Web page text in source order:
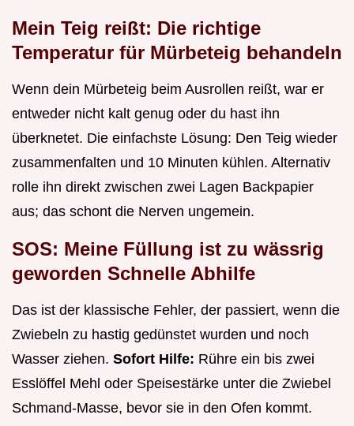
Mein Teig reißt: Die richtige
Temperatur für Mürbeteig behandeln
Wenn dein Mürbeteig beim Ausrollen reißt, war er
entweder nicht kalt genug oder du hast ihn
überknetet. Die einfachste Lösung: Den Teig wieder
zusammenfalten und 10 Minuten kühlen. Alternativ
rolle ihn direkt zwischen zwei Lagen Backpapier
aus; das schont die Nerven ungemein.
SOS: Meine Füllung ist zu wässrig
geworden Schnelle Abhilfe
Das ist der klassische Fehler, der passiert, wenn die
Zwiebeln zu hastig gedünstet wurden und noch
Wasser ziehen. Sofort Hilfe: Rühre ein bis zwei
Esslöffel Mehl oder Speisestärke unter die Zwiebel
Schmand-Masse, bevor sie in den Ofen kommt.